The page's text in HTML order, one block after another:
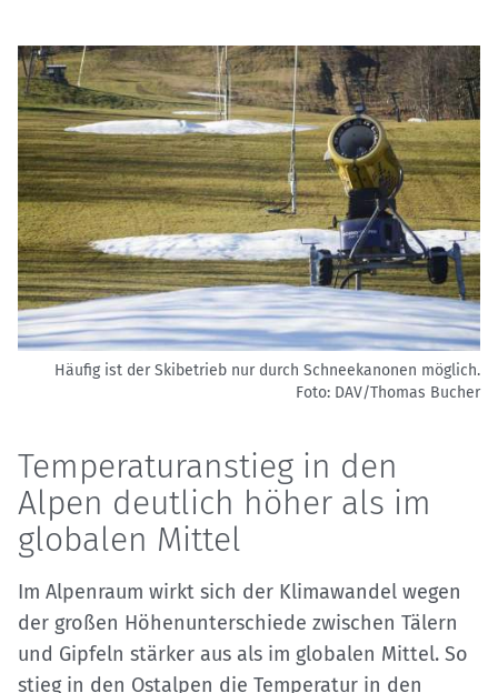
Häufig ist der Skibetrieb nur durch Schneekanonen möglich.
Foto: DAV/Thomas Bucher
Temperaturanstieg in den
Alpen deutlich höher als im
globalen Mittel
Im Alpenraum wirkt sich der Klimawandel wegen
der großen Höhenunterschiede zwischen Tälern
und Gipfeln stärker aus als im globalen Mittel. So
stieg in den Ostalpen die Temperatur in den